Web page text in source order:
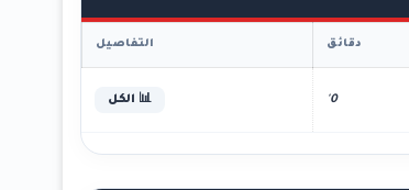
دقائق التفاصيل
0' 📊 الكل